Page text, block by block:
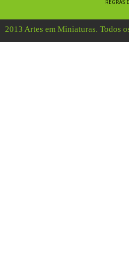
REGRAS
2013 Artes em Miniaturas. Todos